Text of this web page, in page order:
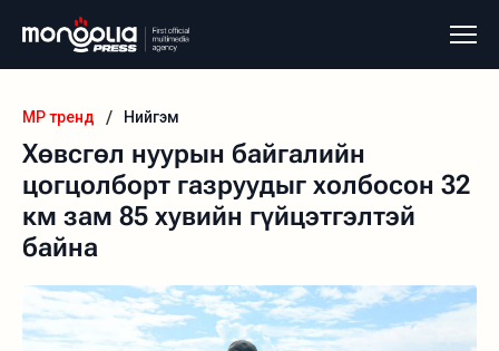
MP тренд / Нийгэм
Хөвсгөл нуурын байгалийн
цогцолборт газруудыг холбосон 32
км зам 85 хувийн гүйцэтгэлтэй
байна